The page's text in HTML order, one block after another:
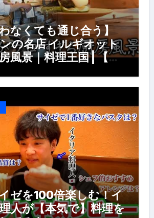
わなくても通じ合う】
の名店 イルギオット
風景｜料理王国 | 【厨
ゼを100倍楽しむ！イ
人が【本気で】料理を